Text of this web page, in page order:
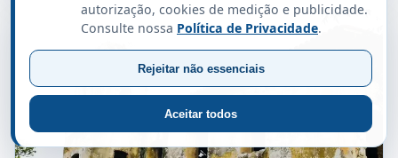
autorização, cookies de medição e publicidade.
Consulte nossa Política de Privacidade.
Aceitar todos
Rejeitar não essenciais